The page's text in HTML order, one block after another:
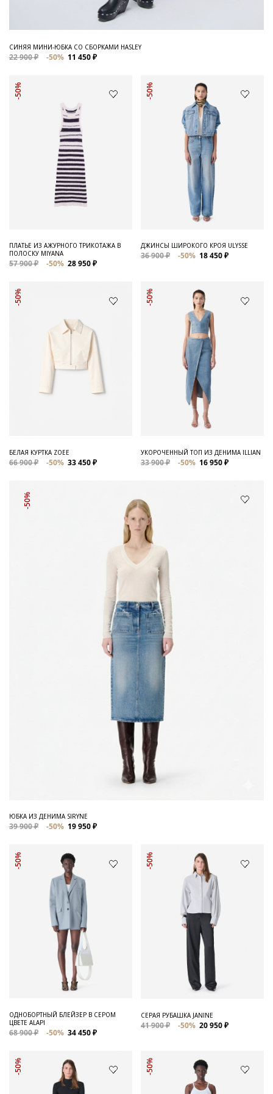
СИНЯЯ МИНИ-ЮБКА СО СБОРКАМИ HASLEY
22 900 ₽ -50% 11 450 ₽
-50%
ПЛАТЬЕ ИЗ АЖУРНОГО ТРИКОТАЖА В
ПОЛОСКУ MIYANA
57 900 ₽ -50% 28 950 ₽
-50%
ДЖИНСЫ ШИРОКОГО КРОЯ ULYSSE
36 900 ₽ -50% 18 450 ₽
-50%
БЕЛАЯ КУРТКА ZOEE
66 900 ₽ -50% 33 450 ₽
-50%
УКОРОЧЕННЫЙ ТОП ИЗ ДЕНИМА ILLIAN
33 900 ₽ -50% 16 950 ₽
-50%
ЮБКА ИЗ ДЕНИМА SIRYNE
39 900 ₽ -50% 19 950 ₽
-50%
ОДНОБОРТНЫЙ БЛЕЙЗЕР В СЕРОМ
ЦВЕТЕ ALAPI
68 900 ₽ -50% 34 450 ₽
-50%
СЕРАЯ РУБАШКА JANINE
41 900 ₽ -50% 20 950 ₽
-50% -50%